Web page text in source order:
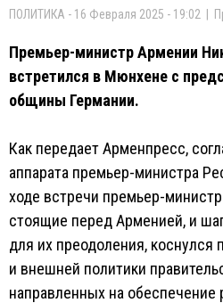
ПОЛИТИКА - 16 Февраля 2025 - 19:02 |
Премьер-министр Армении
встретился в Мюнхене с
общины Германии.
Как передает Арменпресс,
аппарата премьер-министра
ходе встречи премьер-
стоящие перед Арменией, и
для их преодоления, коснулся
и внешней политики
направленных на обеспечение